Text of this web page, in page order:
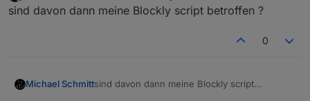
Callmonitors) und dann den Adapter neu gestartet und
monierten Punkt gelöscht hätte.
Online
sind davon dann meine Blockly script betroffen ?
0
Michael Schmittsind davon dann meine Blockly script